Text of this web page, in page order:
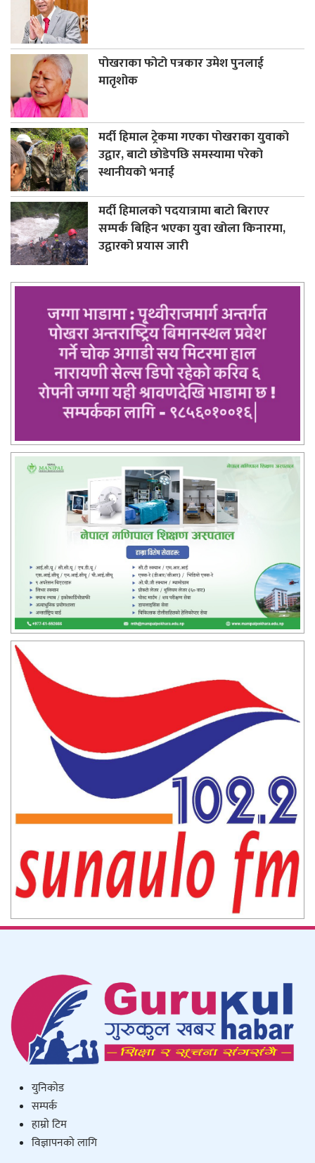
पोखराका फोटो पत्रकार उमेश पुनलाई
मातृशोक
मर्दी हिमाल ट्रेकमा गएका पोखराका युवाको
उद्वार, बाटो छोडेपछि समस्यामा परेको
स्थानीयको भनाई
मर्दी हिमालको पदयात्रामा बाटो बिराएर
सम्पर्क बिहिन भएका युवा खोला किनारमा,
उद्वारको प्रयास जारी
युनिकाेड
सम्पर्क
हाम्राे टिम
विज्ञापनको लागि